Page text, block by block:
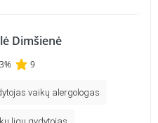
Dimšienė
% 9
vaikų alergologas